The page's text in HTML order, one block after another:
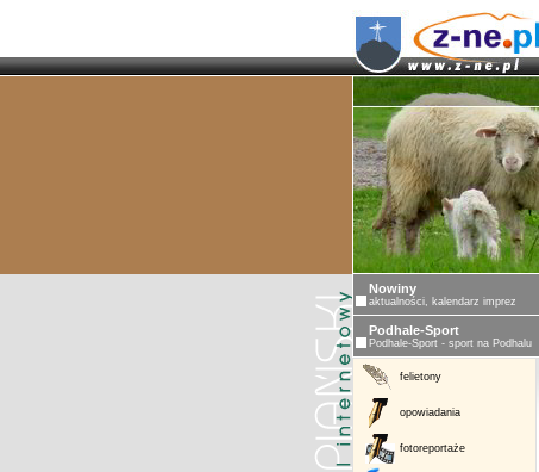
Nowiny
aktualności, kalendarz imprez
Podhale-Sport
Podhale-Sport - sport na Podhalu
felietony
opowiadania
fotoreportaże